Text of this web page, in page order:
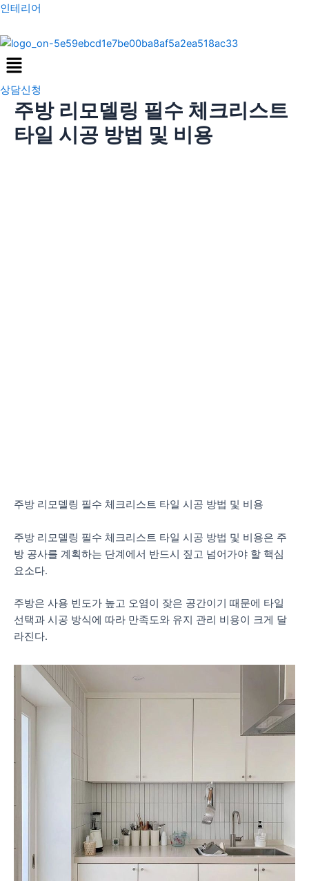
콘
츠
로
건
너
인테리어
Menu
상담신청
주방 리모델링 필수 체크리스트
타일 시공 방법 및 비용
주방 리모델링 필수 체크리스트 타일 시공 방법 및 비용
주방 리모델링 필수 체크리스트 타일 시공 방법 및 비용은 주
방 공사를 계획하는 단계에서 반드시 짚고 넘어가야 할 핵심
요소다.
주방은 사용 빈도가 높고 오염이 잦은 공간이기 때문에 타일
선택과 시공 방식에 따라 만족도와 유지 관리 비용이 크게 달
라진다.
포
트
탐
색